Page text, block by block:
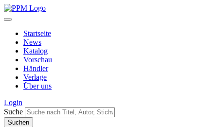
Startseite
News
Katalog
Vorschau
Händler
Verlage
Über uns
Login
Suche